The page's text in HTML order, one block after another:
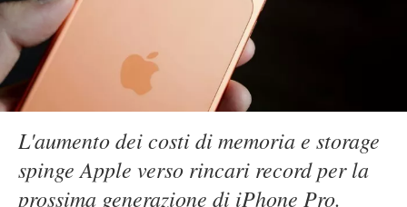
L'aumento dei costi di memoria e storage
spinge Apple verso rincari record per la
prossima generazione di iPhone Pro.